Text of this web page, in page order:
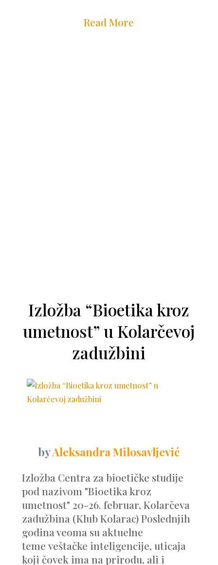
Read More
Izložba “Bioetika kroz
umetnost” u Kolarčevoj
zadužbini
byAleksandra Milosavljević
Izložba Centra za bioetičke studije
pod nazivom "Bioetika kroz
umetnost" 20-26. februar, Kolarčeva
zadužbina (Klub Kolarac) Poslednjih
godina veoma su aktuelne
teme veštačke inteligencije, uticaja
koji čovek ima na prirodu, ali i